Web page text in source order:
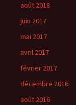
août 2018
juin 2017
mai 2017
avril 2017
février 2017
décembre 2016
août 2016